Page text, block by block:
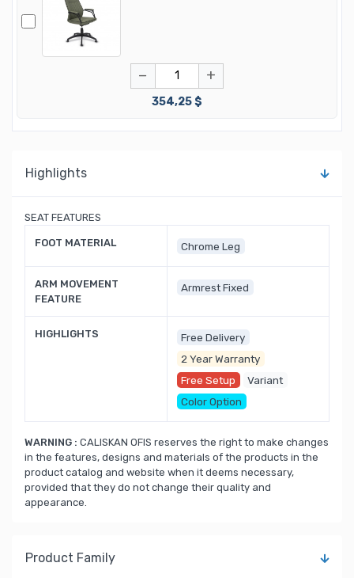
− +
354,25 $
Highlights
SEAT FEATURES
FOOT MATERIAL Chrome Leg
ARM MOVEMENT
FEATURE
Armrest Fixed
HIGHLIGHTS
Free Delivery
2 Year Warranty
Free Setup
Variant
Color Option
WARNING : CALISKAN OFIS reserves the right to make changes
in the features, designs and materials of the products in the
product catalog and website when it deems necessary,
provided that they do not change their quality and
appearance.
Product Family